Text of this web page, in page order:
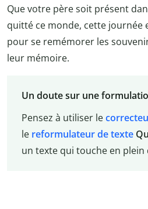
Que votre père soit présent
quitté ce monde, cette journée
pour se remémorer les
leur mémoire.
Un doute sur une
Pensez à utiliser le
le reformulateur de texte
un texte qui touche en